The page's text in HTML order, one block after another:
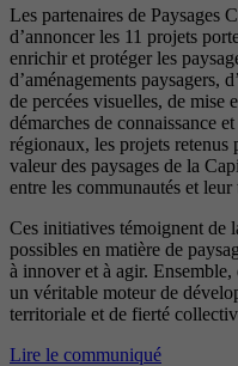
Les partenaires de Paysages
d’annoncer les 11 projets
enrichir et protéger les
d’aménagements paysagers,
de percées visuelles, de mise
démarches de connaissance
régionaux, les projets retenus
valeur des paysages de la
entre les communautés et
Ces initiatives témoignent de
possibles en matière de
à innover et à agir.
un véritable moteur de
territoriale et de fierté
Lire le communiqué